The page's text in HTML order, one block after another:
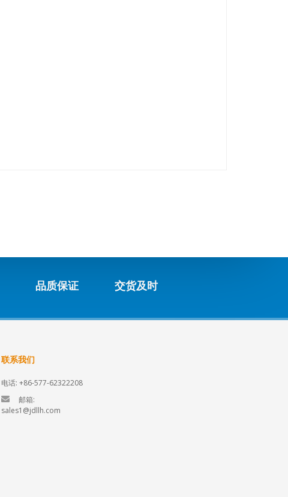
品质保证 交货及时
联系我们
电话: +86-577-62322208
邮箱:
sales1@jdllh.com